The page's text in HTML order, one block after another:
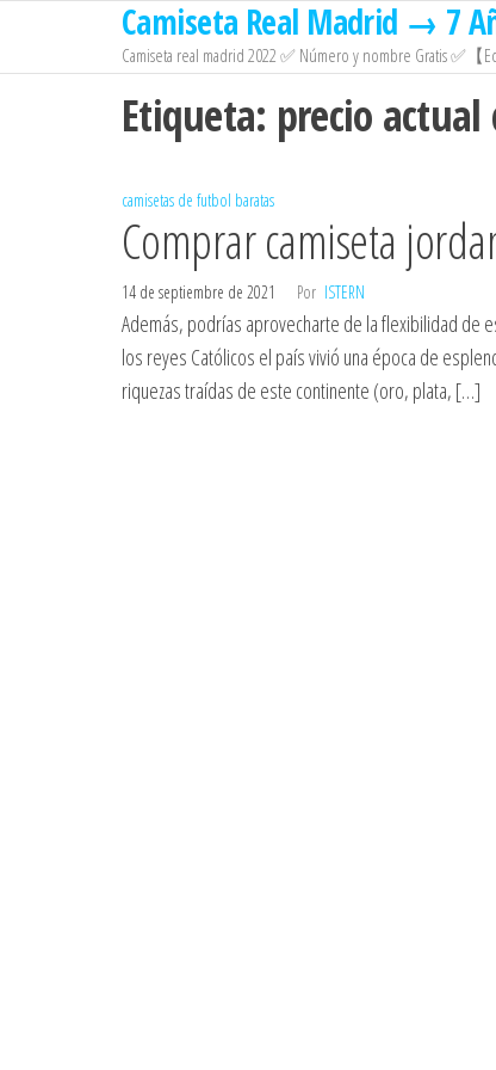
contenido
Camiseta Real Madrid → 7
Camiseta real madrid 2022 ✅ Número y nombre Gratis ✅【
Etiqueta: precio
camisetas de futbol baratas
Comprar camiseta
14 de septiembre de 2021 Por ISTERN
Además, podrías aprovecharte de la flexibilidad de
los reyes Católicos el país vivió una época de
riquezas traídas de este continente (oro, plata, […]